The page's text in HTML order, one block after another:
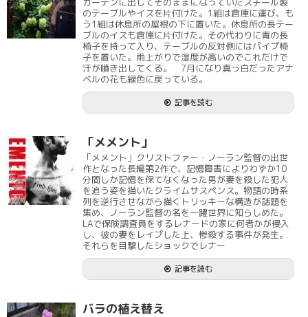
のテーブルやイスを片付けた。1組は倉庫に運び、も
う1組は休息所の屋根の下に置いた。休息所の長テー
ブルのイスも倉庫に片付けた。その代わりに青の長
椅子を持って入り、テーブルの反対側にはパイプ椅
子を置いた。雨上がりで湿度が高いのでこれだけで
汗が噴き出してくる。 7月になり真っ白だったアナ
ベルの花も緑色に戻っている。
記事を読む
「メメント」
「メメント」クリストファー・ノーラン監督の出世
作となった長編第2作で、記憶障害によりわずか10
分間しか記憶を保てなくなった男が妻を殺した犯人
を追う姿を描いたクライムサスペンス。物語の時系
列を逆行させながら描くトリッキーな構造が話題を
集め、ノーラン監督の名を一躍世界に知らしめた。
LAで保険調査員をするレナードの家に何者かが侵入
し、彼の妻をレイプした上、惨殺する事件が発生。
それらを目撃したショックでレナー
記事を読む
バラの植え替え